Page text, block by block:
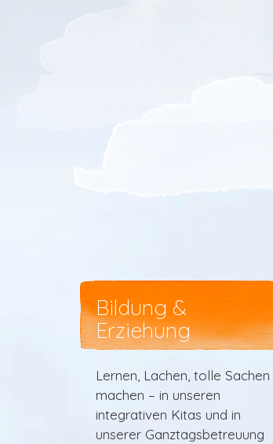
Bildung &
Erziehung
Lernen, Lachen, tolle Sachen
machen – in unseren
integrativen Kitas und in
unserer Ganztagsbetreuung